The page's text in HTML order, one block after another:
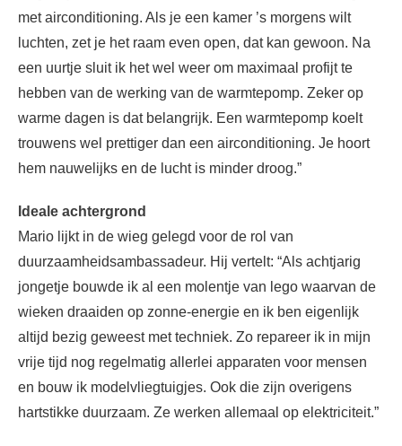
met airconditioning. Als je een kamer ’s morgens wilt
luchten, zet je het raam even open, dat kan gewoon. Na
een uurtje sluit ik het wel weer om maximaal profijt te
hebben van de werking van de warmtepomp. Zeker op
warme dagen is dat belangrijk. Een warmtepomp koelt
trouwens wel prettiger dan een airconditioning. Je hoort
hem nauwelijks en de lucht is minder droog.”
Ideale achtergrond
Mario lijkt in de wieg gelegd voor de rol van
duurzaamheidsambassadeur. Hij vertelt: “Als achtjarig
jongetje bouwde ik al een molentje van lego waarvan de
wieken draaiden op zonne-energie en ik ben eigenlijk
altijd bezig geweest met techniek. Zo repareer ik in mijn
vrije tijd nog regelmatig allerlei apparaten voor mensen
en bouw ik modelvliegtuigjes. Ook die zijn overigens
hartstikke duurzaam. Ze werken allemaal op elektriciteit.”